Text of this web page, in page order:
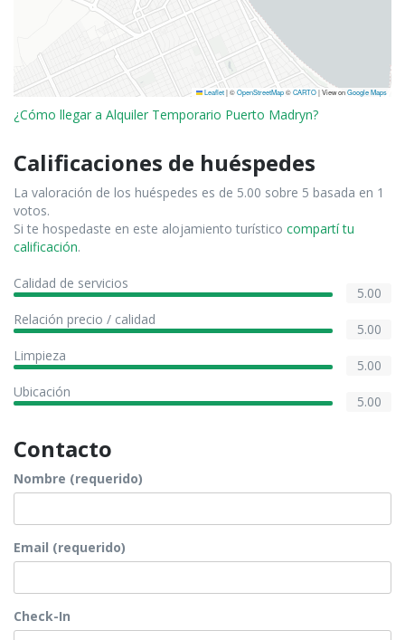
Leaflet|©OpenStreetMap©CARTO| View onGoogle Maps
¿Cómo llegar a Alquiler Temporario Puerto Madryn?
Calificaciones de huéspedes
La valoración de los huéspedes es de 5.00 sobre 5 basada en 1
votos.
Si te hospedaste en este alojamiento turístico compartí tu
calificación.
Calidad de servicios
5.00
Relación precio / calidad
5.00
Limpieza
5.00
Ubicación
5.00
Contacto
Nombre (requerido)
Email (requerido)
Check-In